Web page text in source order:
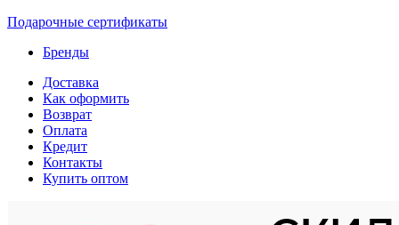
Подарочные сертификаты
Бренды
Доставка
Как оформить
Возврат
Оплата
Кредит
Контакты
Купить оптом